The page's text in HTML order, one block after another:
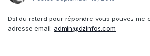
Dsl du retard pour répondre vous pouvez me
adresse email: admin@dzinfos.com